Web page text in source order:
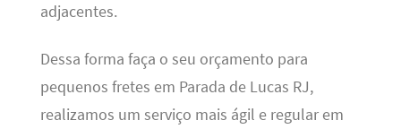
adjacentes.
Dessa forma faça o seu orçamento para
pequenos fretes em Parada de Lucas RJ,
realizamos um serviço mais ágil e regular em